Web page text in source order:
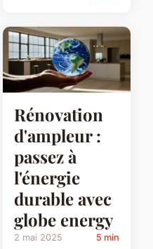
Rénovation
d'ampleur :
passez à
l'énergie
durable avec
globe energy
2 mai 2025 5 min